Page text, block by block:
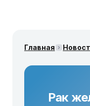
Главная
Рак